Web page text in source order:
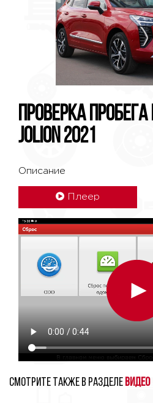
Проверка
Jolion 2021
Описание
Плеер
Смотрите также в разделе Видео